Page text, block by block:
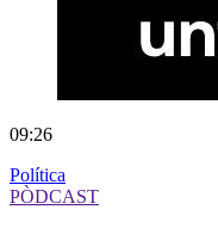
09:26
Política
PÒDCAST